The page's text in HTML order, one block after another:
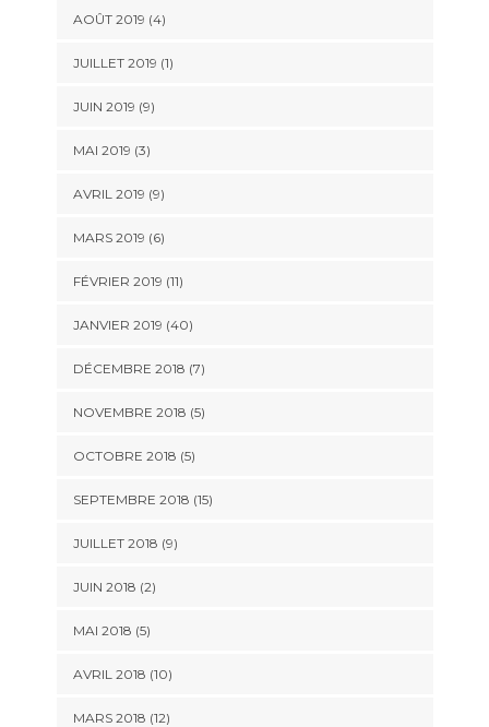
AOÛT 2019 (4)
JUILLET 2019 (1)
JUIN 2019 (9)
MAI 2019 (3)
AVRIL 2019 (9)
MARS 2019 (6)
FÉVRIER 2019 (11)
JANVIER 2019 (40)
DÉCEMBRE 2018 (7)
NOVEMBRE 2018 (5)
OCTOBRE 2018 (5)
SEPTEMBRE 2018 (15)
JUILLET 2018 (9)
JUIN 2018 (2)
MAI 2018 (5)
AVRIL 2018 (10)
MARS 2018 (12)